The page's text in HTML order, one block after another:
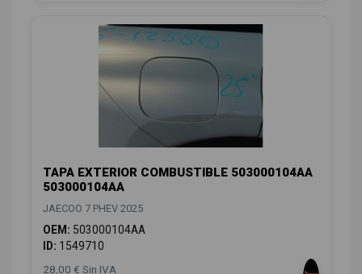
TAPA EXTERIOR COMBUSTIBLE 503000104AA
503000104AA
JAECOO 7 PHEV 2025
OEM: 503000104AA
ID: 1549710
28,00 € Sin IVA